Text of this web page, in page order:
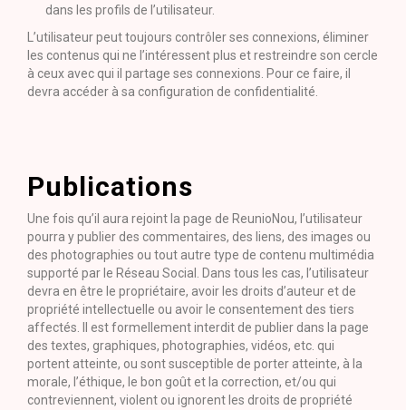
dans les profils de l’utilisateur.
L’utilisateur peut toujours contrôler ses connexions, éliminer
les contenus qui ne l’intéressent plus et restreindre son cercle
à ceux avec qui il partage ses connexions. Pour ce faire, il
devra accéder à sa configuration de confidentialité.
Publications
Une fois qu’il aura rejoint la page de ReunioNou, l’utilisateur
pourra y publier des commentaires, des liens, des images ou
des photographies ou tout autre type de contenu multimédia
supporté par le Réseau Social. Dans tous les cas, l’utilisateur
devra en être le propriétaire, avoir les droits d’auteur et de
propriété intellectuelle ou avoir le consentement des tiers
affectés. Il est formellement interdit de publier dans la page
des textes, graphiques, photographies, vidéos, etc. qui
portent atteinte, ou sont susceptible de porter atteinte, à la
morale, l’éthique, le bon goût et la correction, et/ou qui
contreviennent, violent ou ignorent les droits de propriété